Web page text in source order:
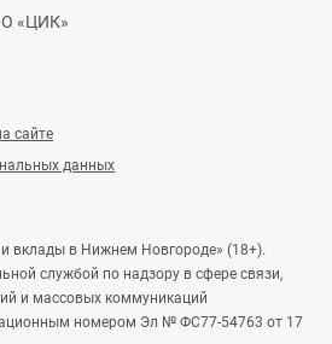
«ЦИК»
сайте
данных
вклады в Нижнем Новгороде» (18+).
службой по надзору в сфере связи,
и массовых коммуникаций
номером Эл № ФС77-54763 от 17